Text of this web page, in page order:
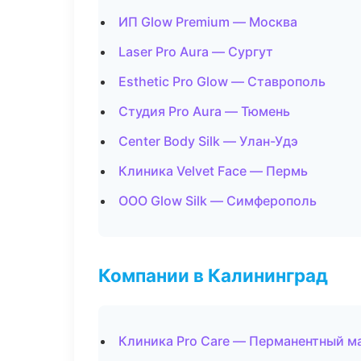
ИП Glow Premium — Москва
Laser Pro Aura — Сургут
Esthetic Pro Glow — Ставрополь
Студия Pro Aura — Тюмень
Center Body Silk — Улан-Удэ
Клиника Velvet Face — Пермь
ООО Glow Silk — Симферополь
Компании в Калининград
Клиника Pro Care — Перманентный